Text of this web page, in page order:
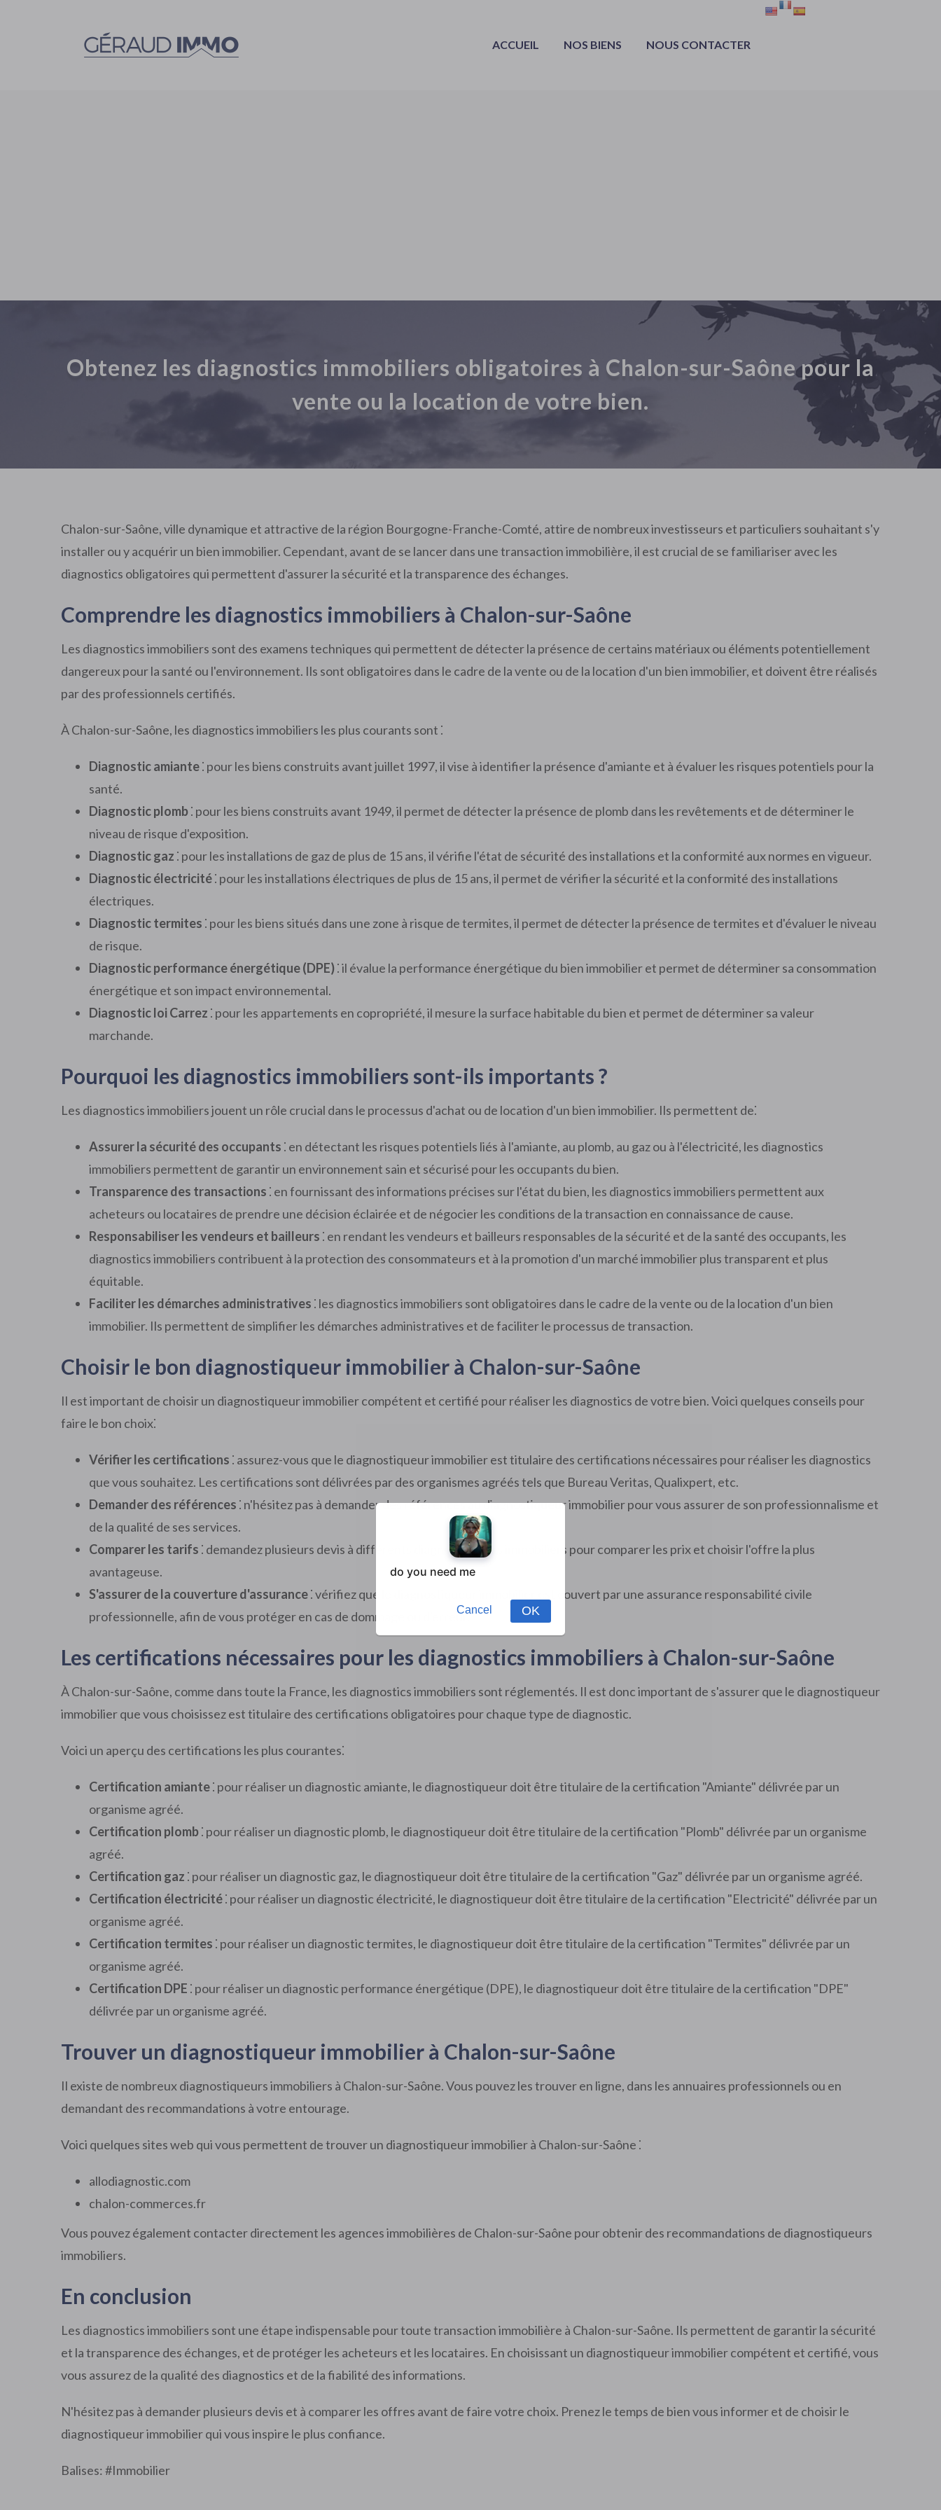
ACCUEIL NOS BIENS NOUS CONTACTER
Obtenez les diagnostics immobiliers obligatoires à Chalon-sur-Saône pour la
vente ou la location de votre bien.
Chalon-sur-Saône, ville dynamique et attractive de la région Bourgogne-Franche-Comté, attire de nombreux investisseurs et particuliers souhaitant s'y
installer ou y acquérir un bien immobilier. Cependant, avant de se lancer dans une transaction immobilière, il est crucial de se familiariser avec les
diagnostics obligatoires qui permettent d'assurer la sécurité et la transparence des échanges.
Comprendre les diagnostics immobiliers à Chalon-sur-Saône
Les diagnostics immobiliers sont des examens techniques qui permettent de détecter la présence de certains matériaux ou éléments potentiellement
dangereux pour la santé ou l'environnement. Ils sont obligatoires dans le cadre de la vente ou de la location d'un bien immobilier, et doivent être réalisés
par des professionnels certifiés.
À Chalon-sur-Saône, les diagnostics immobiliers les plus courants sont ⁚
Diagnostic amiante⁚ pour les biens construits avant juillet 1997, il vise à identifier la présence d'amiante et à évaluer les risques potentiels pour la
santé.
Diagnostic plomb⁚ pour les biens construits avant 1949, il permet de détecter la présence de plomb dans les revêtements et de déterminer le
niveau de risque d'exposition.
Diagnostic gaz ⁚ pour les installations de gaz de plus de 15 ans, il vérifie l'état de sécurité des installations et la conformité aux normes en vigueur.
Diagnostic électricité⁚ pour les installations électriques de plus de 15 ans, il permet de vérifier la sécurité et la conformité des installations
électriques.
Diagnostic termites ⁚ pour les biens situés dans une zone à risque de termites, il permet de détecter la présence de termites et d'évaluer le niveau
de risque.
Diagnostic performance énergétique (DPE)⁚ il évalue la performance énergétique du bien immobilier et permet de déterminer sa consommation
énergétique et son impact environnemental.
Diagnostic loi Carrez ⁚ pour les appartements en copropriété, il mesure la surface habitable du bien et permet de déterminer sa valeur
marchande.
Pourquoi les diagnostics immobiliers sont-ils importants ?
Les diagnostics immobiliers jouent un rôle crucial dans le processus d'achat ou de location d'un bien immobilier. Ils permettent de⁚
Assurer la sécurité des occupants ⁚ en détectant les risques potentiels liés à l'amiante, au plomb, au gaz ou à l'électricité, les diagnostics
immobiliers permettent de garantir un environnement sain et sécurisé pour les occupants du bien.
Transparence des transactions ⁚ en fournissant des informations précises sur l'état du bien, les diagnostics immobiliers permettent aux
acheteurs ou locataires de prendre une décision éclairée et de négocier les conditions de la transaction en connaissance de cause.
Responsabiliser les vendeurs et bailleurs ⁚ en rendant les vendeurs et bailleurs responsables de la sécurité et de la santé des occupants, les
diagnostics immobiliers contribuent à la protection des consommateurs et à la promotion d'un marché immobilier plus transparent et plus
équitable.
Faciliter les démarches administratives ⁚ les diagnostics immobiliers sont obligatoires dans le cadre de la vente ou de la location d'un bien
immobilier. Ils permettent de simplifier les démarches administratives et de faciliter le processus de transaction.
Choisir le bon diagnostiqueur immobilier à Chalon-sur-Saône
Il est important de choisir un diagnostiqueur immobilier compétent et certifié pour réaliser les diagnostics de votre bien. Voici quelques conseils pour
faire le bon choix⁚
Vérifier les certifications ⁚ assurez-vous que le diagnostiqueur immobilier est titulaire des certifications nécessaires pour réaliser les diagnostics
que vous souhaitez. Les certifications sont délivrées par des organismes agréés tels que Bureau Veritas, Qualixpert, etc.
Demander des références ⁚ n'hésitez pas à demander des références au diagnostiqueur immobilier pour vous assurer de son professionnalisme et
de la qualité de ses services.
Comparer les tarifs ⁚ demandez plusieurs devis à différents diagnostiqueurs immobiliers pour comparer les prix et choisir l'offre la plus
avantageuse.
S'assurer de la couverture d'assurance⁚ vérifiez que le diagnostiqueur immobilier est couvert par une assurance responsabilité civile
professionnelle, afin de vous protéger en cas de dommage ou d'erreur.
Les certifications nécessaires pour les diagnostics immobiliers à Chalon-sur-Saône
À Chalon-sur-Saône, comme dans toute la France, les diagnostics immobiliers sont réglementés. Il est donc important de s'assurer que le diagnostiqueur
immobilier que vous choisissez est titulaire des certifications obligatoires pour chaque type de diagnostic.
Voici un aperçu des certifications les plus courantes⁚
Certification amiante⁚ pour réaliser un diagnostic amiante, le diagnostiqueur doit être titulaire de la certification "Amiante" délivrée par un
organisme agréé.
Certification plomb⁚ pour réaliser un diagnostic plomb, le diagnostiqueur doit être titulaire de la certification "Plomb" délivrée par un organisme
agréé.
Certification gaz ⁚ pour réaliser un diagnostic gaz, le diagnostiqueur doit être titulaire de la certification "Gaz" délivrée par un organisme agréé.
Certification électricité⁚ pour réaliser un diagnostic électricité, le diagnostiqueur doit être titulaire de la certification "Electricité" délivrée par un
organisme agréé.
Certification termites ⁚ pour réaliser un diagnostic termites, le diagnostiqueur doit être titulaire de la certification "Termites" délivrée par un
organisme agréé.
Certification DPE ⁚ pour réaliser un diagnostic performance énergétique (DPE), le diagnostiqueur doit être titulaire de la certification "DPE"
délivrée par un organisme agréé.
Trouver un diagnostiqueur immobilier à Chalon-sur-Saône
Il existe de nombreux diagnostiqueurs immobiliers à Chalon-sur-Saône. Vous pouvez les trouver en ligne, dans les annuaires professionnels ou en
demandant des recommandations à votre entourage.
Voici quelques sites web qui vous permettent de trouver un diagnostiqueur immobilier à Chalon-sur-Saône ⁚
allodiagnostic.com
chalon-commerces.fr
Vous pouvez également contacter directement les agences immobilières de Chalon-sur-Saône pour obtenir des recommandations de diagnostiqueurs
immobiliers.
En conclusion
Les diagnostics immobiliers sont une étape indispensable pour toute transaction immobilière à Chalon-sur-Saône. Ils permettent de garantir la sécurité
et la transparence des échanges, et de protéger les acheteurs et les locataires. En choisissant un diagnostiqueur immobilier compétent et certifié, vous
vous assurez de la qualité des diagnostics et de la fiabilité des informations.
N'hésitez pas à demander plusieurs devis et à comparer les offres avant de faire votre choix. Prenez le temps de bien vous informer et de choisir le
diagnostiqueur immobilier qui vous inspire le plus confiance.
Balises: #Immobilier